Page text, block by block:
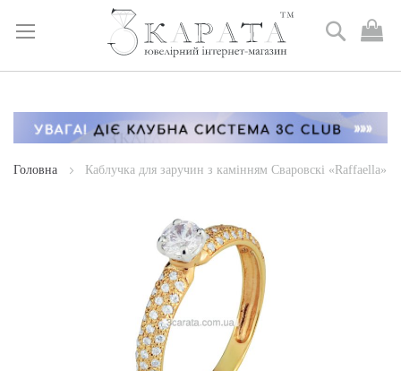
Skip
Content
Пошук
Головна Каблучка для заручин з камінням Сваровскі «Raffaella»